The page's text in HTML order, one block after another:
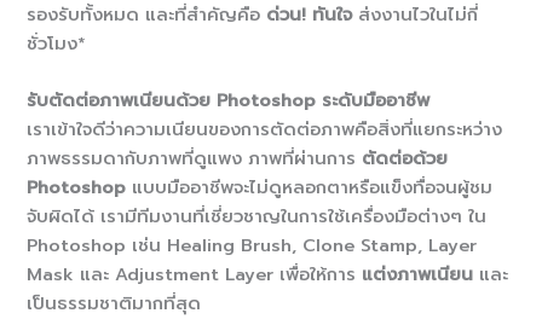
รองรับทั้งหมด และที่สำคัญคือ ด่วน! ทันใจส่งงานไวในไม่กี่
ชั่วโมง*
รับตัดต่อภาพเนียนด้วย Photoshop ระดับมืออาชีพ
เราเข้าใจดีว่าความเนียนของการตัดต่อภาพคือสิ่งที่แยกระหว่าง
ภาพธรรมดากับภาพที่ดูแพง ภาพที่ผ่านการ ตัดต่อด้วย
Photoshop แบบมืออาชีพจะไม่ดูหลอกตาหรือแข็งทื่อจนผู้ชม
จับผิดได้ เรามีทีมงานที่เชี่ยวชาญในการใช้เครื่องมือต่างๆ ใน
Photoshop เช่น Healing Brush, Clone Stamp, Layer
Mask และ Adjustment Layer เพื่อให้การ แต่งภาพเนียน และ
เป็นธรรมชาติมากที่สุด